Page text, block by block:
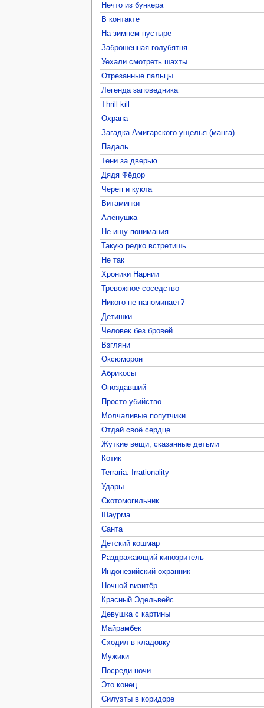
Нечто из бункера
В контакте
На зимнем пустыре
Заброшенная голубятня
Уехали смотреть шахты
Отрезанные пальцы
Легенда заповедника
Thrill kill
Охрана
Загадка Амигарского ущелья (манга)
Падаль
Тени за дверью
Дядя Фёдор
Череп и кукла
Витаминки
Алёнушка
Не ищу понимания
Такую редко встретишь
Не так
Хроники Нарнии
Тревожное соседство
Никого не напоминает?
Детишки
Человек без бровей
Взгляни
Оксюморон
Абрикосы
Опоздавший
Просто убийство
Молчаливые попутчики
Отдай своё сердце
Жуткие вещи, сказанные детьми
Котик
Terraria: Irrationality
Удары
Скотомогильник
Шаурма
Санта
Детский кошмар
Раздражающий кинозритель
Индонезийский охранник
Ночной визитёр
Красный Эдельвейс
Девушка с картины
Майрамбек
Сходил в кладовку
Мужики
Посреди ночи
Это конец
Силуэты в коридоре